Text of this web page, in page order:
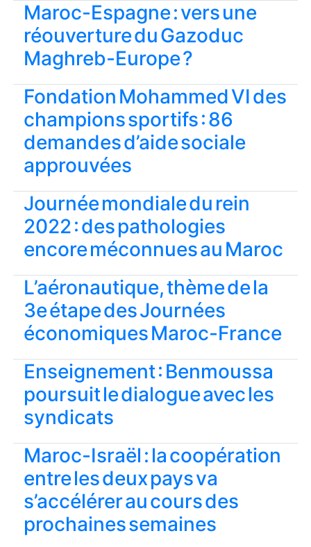
Maroc-Espagne : vers une
réouverture du Gazoduc
Maghreb-Europe ?
Fondation Mohammed VI des
champions sportifs : 86
demandes d’aide sociale
approuvées
Journée mondiale du rein
2022 : des pathologies
encore méconnues au Maroc
L’aéronautique, thème de la
3e étape des Journées
économiques Maroc-France
Enseignement : Benmoussa
poursuit le dialogue avec les
syndicats
Maroc-Israël : la coopération
entre les deux pays va
s’accélérer au cours des
prochaines semaines